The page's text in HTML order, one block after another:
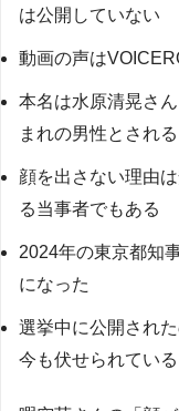
は公開していない
動画の声は
本名は水原清晃さ
まれの男性とされる
顔を出さない理由
る当事者でもある
2024年の東京都知
になった
選挙中に公開され
今も伏せられている